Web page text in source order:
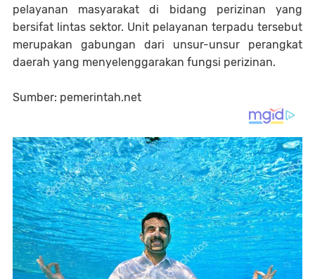
pelayanan masyarakat di bidang perizinan yang
bersifat lintas sektor. Unit pelayanan terpadu tersebut
merupakan gabungan dari unsur-unsur perangkat
daerah yang menyelenggarakan fungsi perizinan.
Sumber: pemerintah.net